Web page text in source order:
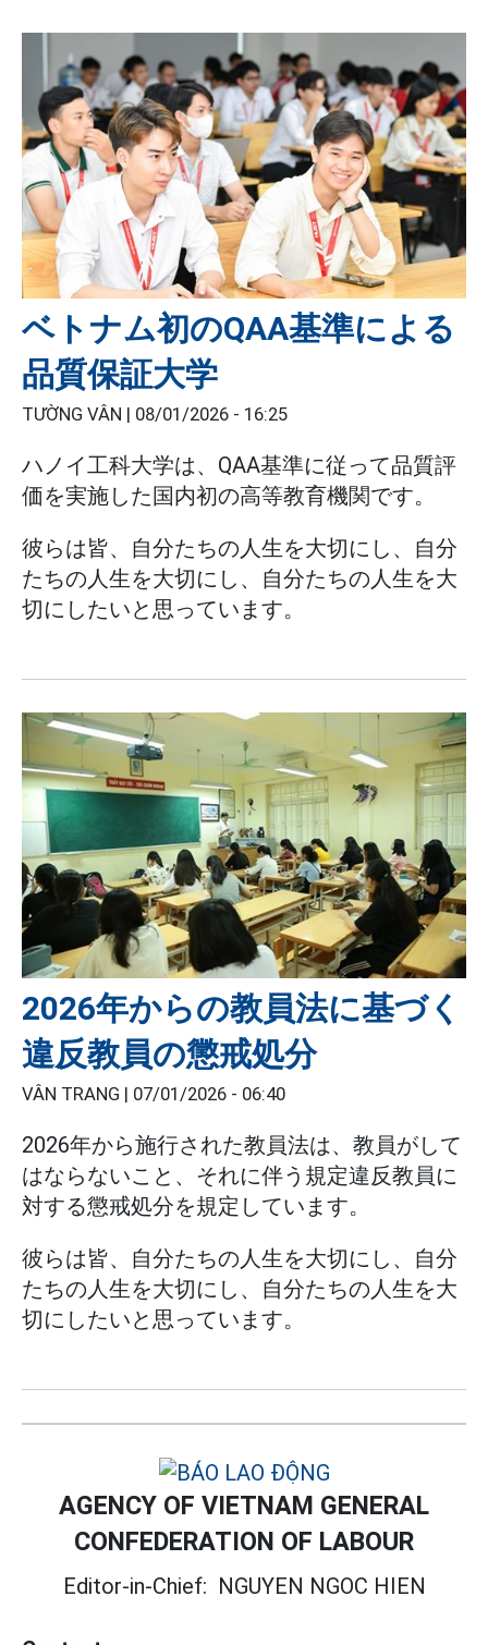
ベトナム初のQAA基準による
品質保証大学
TƯỜNG VÂN | 08/01/2026 - 16:25
ハノイ工科大学は、QAA基準に従って品質評
価を実施した国内初の高等教育機関です。
彼らは皆、自分たちの人生を大切にし、自分
たちの人生を大切にし、自分たちの人生を大
切にしたいと思っています。
2026年からの教員法に基づく
違反教員の懲戒処分
VÂN TRANG | 07/01/2026 - 06:40
2026年から施行された教員法は、教員がして
はならないこと、それに伴う規定違反教員に
対する懲戒処分を規定しています。
彼らは皆、自分たちの人生を大切にし、自分
たちの人生を大切にし、自分たちの人生を大
切にしたいと思っています。
AGENCY OF VIETNAM GENERAL
CONFEDERATION OF LABOUR
Editor-in-Chief: NGUYEN NGOC HIEN